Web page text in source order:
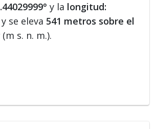
y la longitud:
y se eleva 541 metros sobre el
(m s. n. m.).